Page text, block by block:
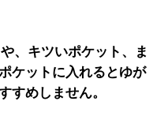
、キツいポケット、ま
ケットに入れるとゆが
すめしません。